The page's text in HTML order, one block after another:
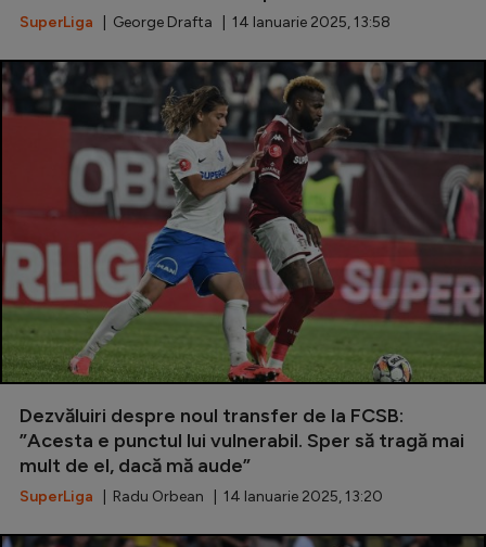
SuperLiga | George Drafta | 14 Ianuarie 2025, 13:58
Dezvăluiri despre noul transfer de la FCSB:
”Acesta e punctul lui vulnerabil. Sper să tragă mai
mult de el, dacă mă aude”
SuperLiga | Radu Orbean | 14 Ianuarie 2025, 13:20